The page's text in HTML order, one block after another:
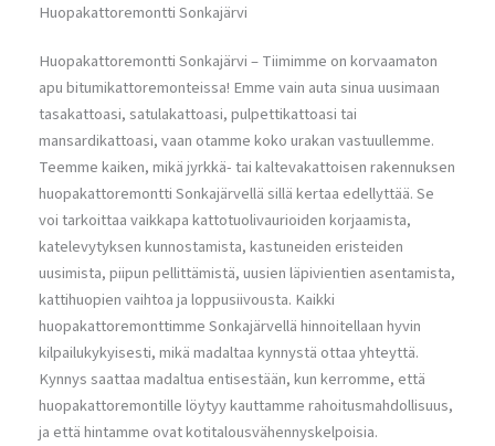
Huopakattoremontti Sonkajärvi
Huopakattoremontti Sonkajärvi – Tiimimme on korvaamaton
apu bitumikattoremonteissa! Emme vain auta sinua uusimaan
tasakattoasi, satulakattoasi, pulpettikattoasi tai
mansardikattoasi, vaan otamme koko urakan vastuullemme.
Teemme kaiken, mikä jyrkkä- tai kaltevakattoisen rakennuksen
huopakattoremontti Sonkajärvellä sillä kertaa edellyttää. Se
voi tarkoittaa vaikkapa kattotuolivaurioiden korjaamista,
katelevytyksen kunnostamista, kastuneiden eristeiden
uusimista, piipun pellittämistä, uusien läpivientien asentamista,
kattihuopien vaihtoa ja loppusiivousta. Kaikki
huopakattoremonttimme Sonkajärvellä hinnoitellaan hyvin
kilpailukykyisesti, mikä madaltaa kynnystä ottaa yhteyttä.
Kynnys saattaa madaltua entisestään, kun kerromme, että
huopakattoremontille löytyy kauttamme rahoitusmahdollisuus,
ja että hintamme ovat kotitalousvähennyskelpoisia.